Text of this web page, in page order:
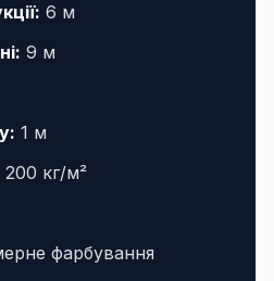
6 м
9 м
1 м
200 кг/м²
фарбування